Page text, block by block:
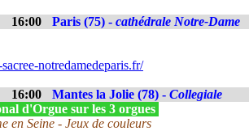
16:00 Paris (75) - cathédrale Notre-Dame
notredamedeparis.fr/
16:00 Mantes la Jolie (78) - Collegiale
d'Orgue sur les 3 orgues
en Seine - Jeux de couleurs